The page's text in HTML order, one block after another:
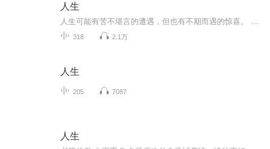
人生
318 2.1万
人生
205 7087
人生